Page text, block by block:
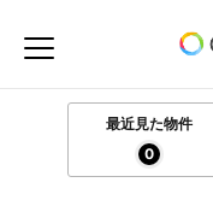
最近見た物件
0